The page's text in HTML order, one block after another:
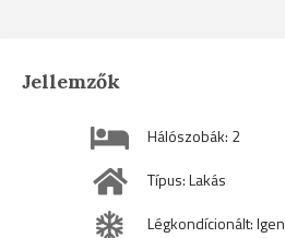
Jellemzők
Hálószobák: 2
Típus: Lakás
Légkondícionált: Igen